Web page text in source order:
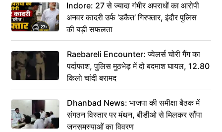
Indore: 27 से ज्यादा गंभीर अपराधों का आरोपी
अनवर कादरी उर्फ ‘डकैत’ गिरफ्तार, इंदौर पुलिस
की बड़ी सफलता
Raebareli Encounter: ज्वेलर्स चोरी गैंग का
पर्दाफाश, पुलिस मुठभेड़ में दो बदमाश घायल, 12.80
किलो चांदी बरामद
Dhanbad News: भाजपा की समीक्षा बैठक में
संगठन विस्तार पर मंथन, बीडीओ से मिलकर सौंपा
जनसमस्याओं का विवरण